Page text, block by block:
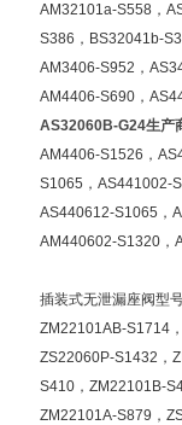
AM32101a-S558，
S386，BS32041b-
AM3406-S952，
AM4406-S690，
AS32060B-G24生产
AM4406-S1526，
S1065，AS441002-
AS440612-S1065，
AM440602-S1320，
插装式无泄漏座阀型
ZM22101AB-S1714
ZS22060P-S1432，
S410，ZM22101B-
ZM22101A-S879，